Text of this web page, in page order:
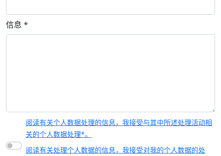
信息 *
阅读有关个人数据处理的信息，我接受与其中所述处理活动相
关的个人数据处理*。
阅读有关处理个人数据的信息，我接受对我的个人数据的处